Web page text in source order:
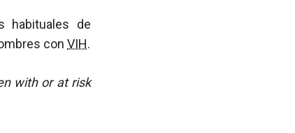
habituales de
con VIH.
with or at risk